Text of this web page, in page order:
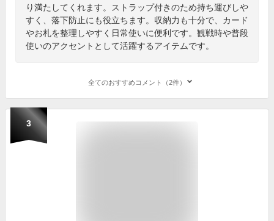
り満たしてくれます。ストラップ付きのため持ち運びしや
すく、落下防止にも役立ちます。収納力も十分で、カード
やお札を整理しやすく日常使いに便利です。観戦時や普段
使いのアクセントとして活躍するアイテムです。
全てのおすすめコメント（2件）
3